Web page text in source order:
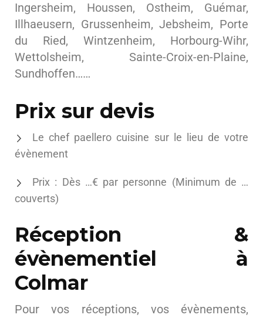
Ingersheim, Houssen, Ostheim, Guémar,
Illhaeusern, Grussenheim, Jebsheim, Porte
du Ried, Wintzenheim, Horbourg-Wihr,
Wettolsheim, Sainte-Croix-en-Plaine,
Sundhoffen……
Prix sur devis
Le chef paellero cuisine sur le lieu de votre
évènement
Prix : Dès …€ par personne (Minimum de …
couverts)
Réception &
évènementiel à
Colmar
Pour vos réceptions, vos évènements,